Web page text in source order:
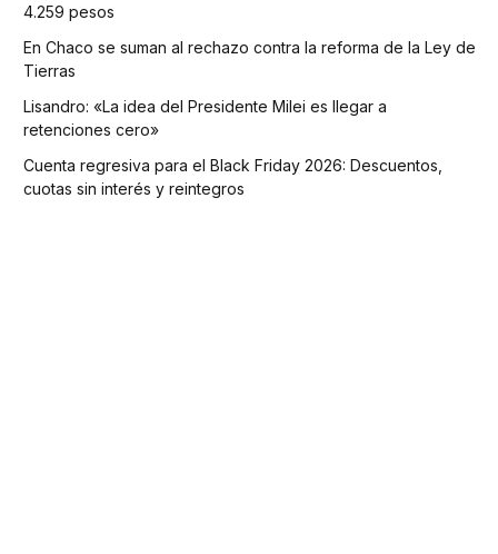
4.259 pesos
En Chaco se suman al rechazo contra la reforma de la Ley de
Tierras
Lisandro: «La idea del Presidente Milei es llegar a
retenciones cero»
Cuenta regresiva para el Black Friday 2026: Descuentos,
cuotas sin interés y reintegros